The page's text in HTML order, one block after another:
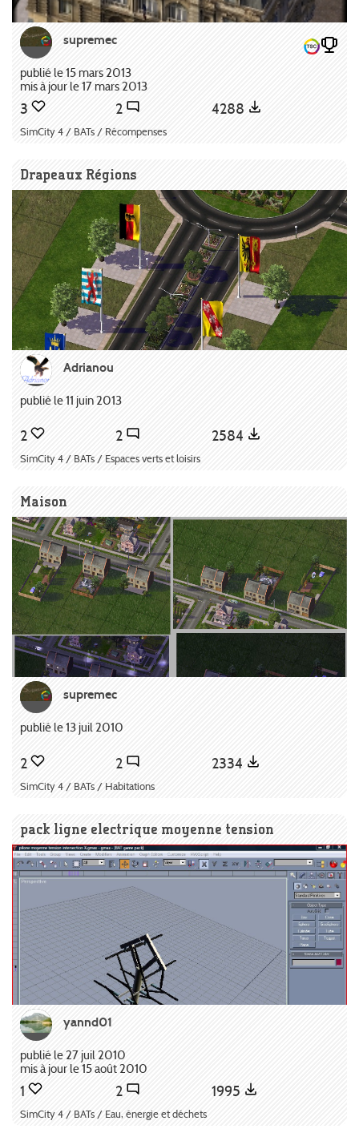
supremec
publié le 15 mars 2013
mis à jour le 17 mars 2013
3 2 4288
SimCity 4 / BATs / Récompenses
Drapeaux Régions
Adrianou
publié le 11 juin 2013
2 2 2584
SimCity 4 / BATs / Espaces verts et loisirs
Maison
supremec
publié le 13 juil 2010
2 2 2334
SimCity 4 / BATs / Habitations
pack ligne electrique moyenne tension
yannd01
publié le 27 juil 2010
mis à jour le 15 août 2010
1 2 1995
SimCity 4 / BATs / Eau, énergie et déchets